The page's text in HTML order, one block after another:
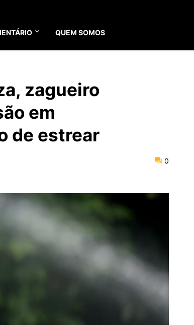
QUEM SOMOS
zagueiro
em
de estrear
0